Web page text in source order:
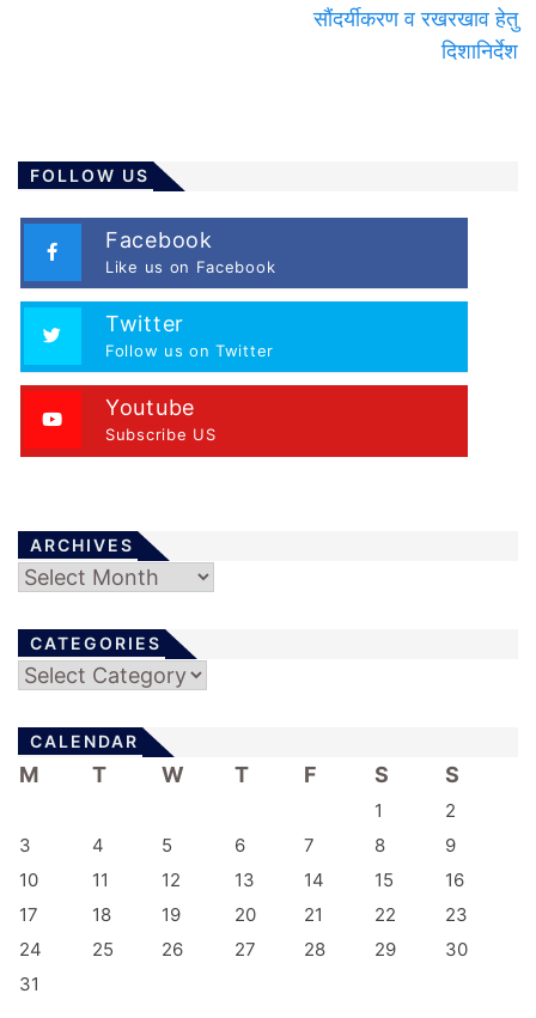
सौंदर्यीकरण व रखरखाव हेतु
दिशानिर्देश
FOLLOW US
Facebook
Like us on Facebook
Twitter
Follow us on Twitter
Youtube
Subscribe US
ARCHIVES
Archives
CATEGORIES
Categories
CALENDAR
M T W T F S S
1
2
3
4 5 6 7 8
9
10
11 12 13 14 15
16
17
18 19 20 21 22
23
24
25 26 27 28 29
30
31